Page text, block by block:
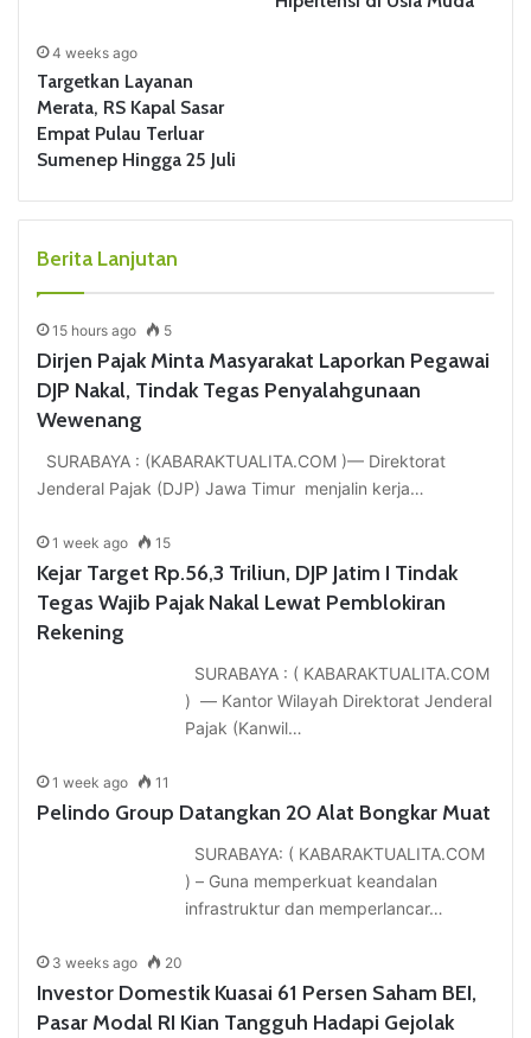
4 weeks ago
Targetkan Layanan
Merata, RS Kapal Sasar
Empat Pulau Terluar
Sumenep Hingga 25 Juli
Berita Lanjutan
15 hours ago 5
Dirjen Pajak Minta Masyarakat Laporkan Pegawai
DJP Nakal, Tindak Tegas Penyalahgunaan
Wewenang
SURABAYA : (KABARAKTUALITA.COM )— Direktorat
Jenderal Pajak (DJP) Jawa Timur menjalin kerja…
1 week ago 15
Kejar Target Rp.56,3 Triliun, DJP Jatim I Tindak
Tegas Wajib Pajak Nakal Lewat Pemblokiran
Rekening
SURABAYA : ( KABARAKTUALITA.COM
) — Kantor Wilayah Direktorat Jenderal
Pajak (Kanwil…
1 week ago 11
Pelindo Group Datangkan 20 Alat Bongkar Muat
SURABAYA: ( KABARAKTUALITA.COM
) – Guna memperkuat keandalan
infrastruktur dan memperlancar…
3 weeks ago 20
Investor Domestik Kuasai 61 Persen Saham BEI,
Pasar Modal RI Kian Tangguh Hadapi Gejolak